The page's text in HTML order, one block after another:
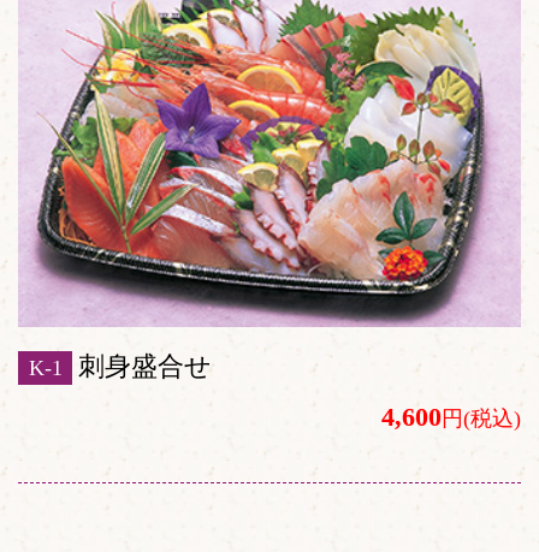
K-1
刺身盛合せ
4,600円(税込)